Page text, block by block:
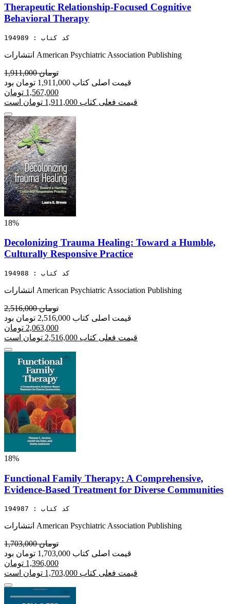
Therapeutic Relationship-Focused Cognitive
Behavioral Therapy
کد کتاب : 194989
انتشارات American Psychiatric Association Publishing
1,911,000 تومان
قیمت اصلی کتاب 1,911,000 تومان بود
1,567,000 تومان
قیمت فعلی کتاب 1,911,000 تومان است
18%
Decolonizing Trauma Healing: Toward a Humble,
Culturally Responsive Practice
کد کتاب : 194988
انتشارات American Psychiatric Association Publishing
2,516,000 تومان
قیمت اصلی کتاب 2,516,000 تومان بود
2,063,000 تومان
قیمت فعلی کتاب 2,516,000 تومان است
18%
Functional Family Therapy: A Comprehensive,
Evidence-Based Treatment for Diverse Communities
کد کتاب : 194987
انتشارات American Psychiatric Association Publishing
1,703,000 تومان
قیمت اصلی کتاب 1,703,000 تومان بود
1,396,000 تومان
قیمت فعلی کتاب 1,703,000 تومان است